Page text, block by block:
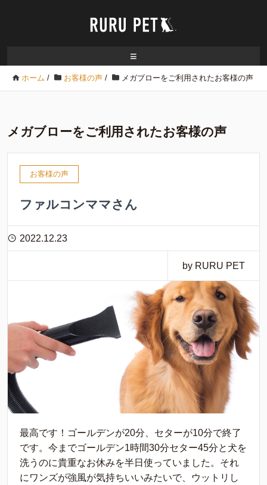
≡
ホーム / お客様の声 / メガブローをご利用されたお客様の声
メガブローをご利用されたお客様の声
お客様の声
ファルコンママさん
2022.12.23
by RURU PET
最高です！ゴールデンが20分、セターが10分で終了
です。今までゴールデン1時間30分セター45分と犬を
洗うのに貴重なお休みを半日使っていました。それ
にワンズが強風が気持ちいいみたいで、ウットリし